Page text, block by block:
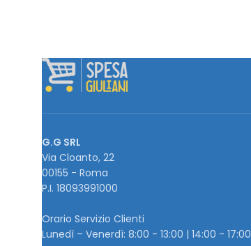
G.G SRL
Via Cloanto, 22
00155 - Roma
P.I. ‭18093991000
Orario Servizio Clienti
Lunedì – Venerdì: 8:00 - 13:00 | 14:00 - 17:00